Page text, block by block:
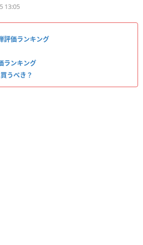
13:05
評価ランキング
ランキング
うべき？